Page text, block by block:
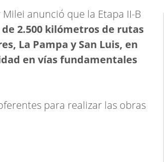
anunció que la Etapa II-B
de 2.500 kilómetros de rutas
La Pampa y San Luis, en
en vías fundamentales
para realizar las obras